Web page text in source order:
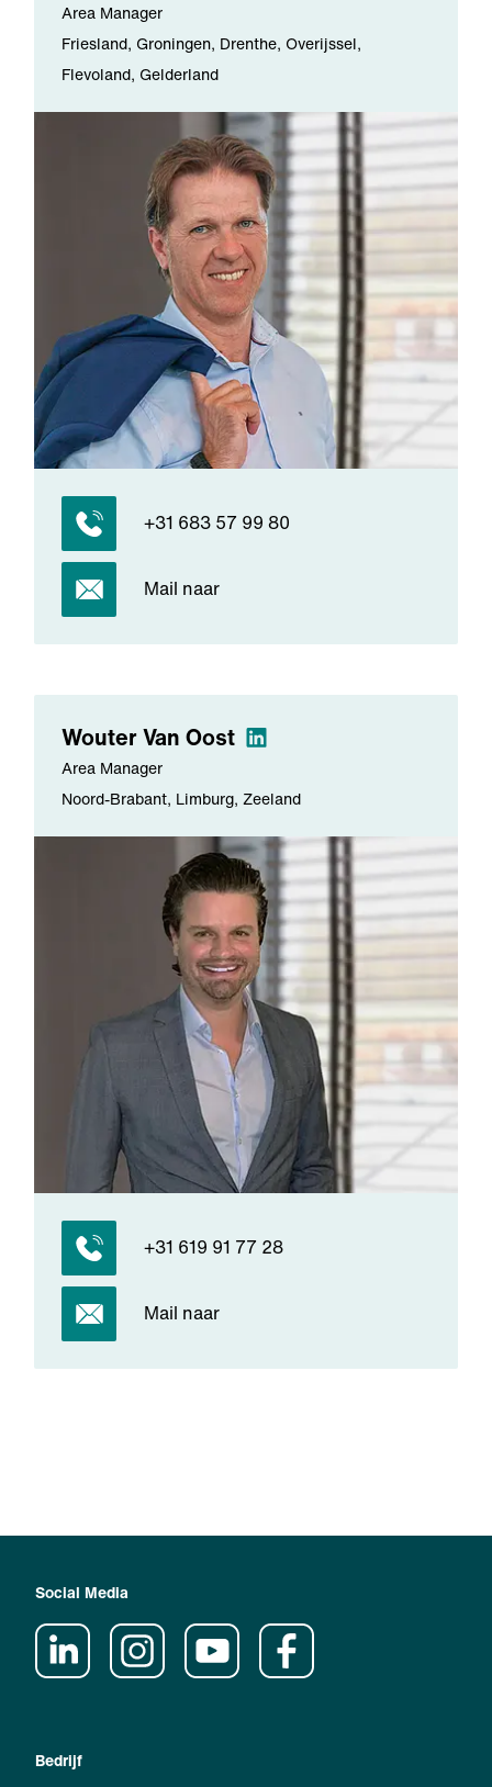
Area Manager
Friesland, Groningen, Drenthe, Overijssel,
Flevoland, Gelderland
+31 683 57 99 80
Mail naar
WouterVan Oost
Area Manager
Noord-Brabant, Limburg, Zeeland
+31 619 91 77 28
Mail naar
Bedrijf
Social Media